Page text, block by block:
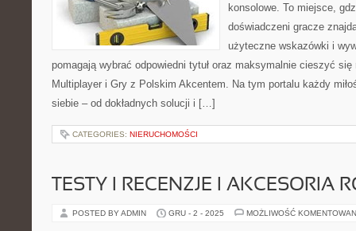
konsolowe. To miejsce,
doświadczeni gracze
użyteczne wskazówki i
pomagają wybrać odpowiedni tytuł oraz maksymalnie cieszyć
Multiplayer i Gry z Polskim Akcentem. Na tym portalu każdy
siebie – od dokładnych solucji i […]
CATEGORIES: NIERUCHOMOŚCI
TESTY I RECENZJE I AKCESORIA
POSTED BY ADMIN GRU - 2 - 2025 MOŻLIWOŚĆ